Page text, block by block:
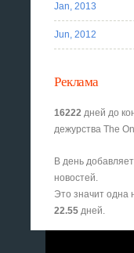
Jan, 2013
Jun, 2012
Реклама
16222 дней до
дежурства The
В день
новостей.
Это значит одна
22.55 дней.